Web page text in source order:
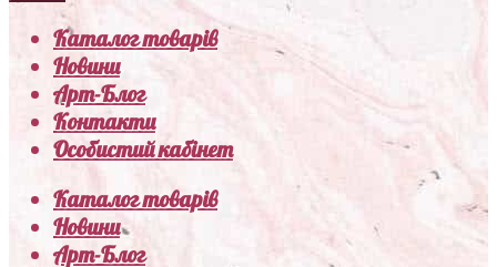
Каталог товарів
Новини
Арт-Блог
Контакти
Особистий кабінет
Каталог товарів
Новини
Арт-Блог